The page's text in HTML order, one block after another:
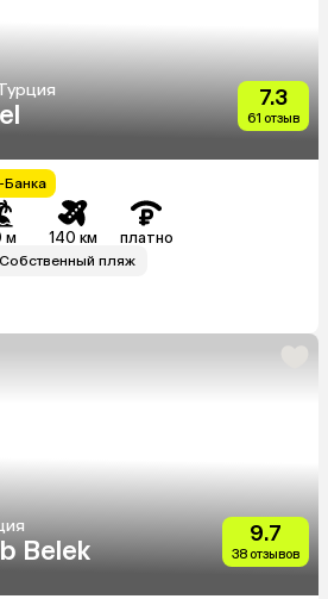
7.3
61 отзыв
Банка
м 140 км платно
Собственный пляж
Belek
9.7
38 отзывов